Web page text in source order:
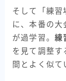
そして「練習
に、本番の大
が過学習。 練
を見て調整
間とよく似て